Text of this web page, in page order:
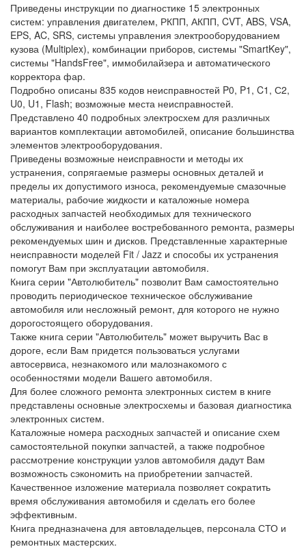
Приведены инструкции по диагностике 15 электронных
систем: управления двигателем, РКПП, АКПП, CVT, ABS, VSA,
EPS, AC, SRS, системы управления электрооборудованием
кузова (Multiplex), комбинации приборов, системы "SmartKey",
системы "HandsFree", иммобилайзера и автоматического
корректора фар.
Подробно описаны 835 кодов неисправностей P0, P1, C1, С2,
U0, U1, Flash; возможные места неисправностей.
Представлено 40 подробных электросхем для различных
вариантов комплектации автомобилей, описание большинства
элементов электрооборудования.
Приведены возможные неисправности и методы их
устранения, сопрягаемые размеры основных деталей и
пределы их допустимого износа, рекомендуемые смазочные
материалы, рабочие жидкости и каталожные номера
расходных запчастей необходимых для технического
обслуживания и наиболее востребованного ремонта, размеры
рекомендуемых шин и дисков. Представленные характерные
неисправности моделей Fit / Jazz и способы их устранения
помогут Вам при эксплуатации автомобиля.
Книга серии "Автолюбитель" позволит Вам самостоятельно
проводить периодическое техническое обслуживание
автомобиля или несложный ремонт, для которого не нужно
дорогостоящего оборудования.
Также книга серии "Автолюбитель" может выручить Вас в
дороге, если Вам придется пользоваться услугами
автосервиса, незнакомого или малознакомого с
особенностями модели Вашего автомобиля.
Для более сложного ремонта электронных систем в книге
представлены основные электросхемы и базовая диагностика
электронных систем.
Каталожные номера расходных запчастей и описание схем
самостоятельной покупки запчастей, а также подробное
рассмотрение конструкции узлов автомобиля дадут Вам
возможность сэкономить на приобретении запчастей.
Качественное изложение материала позволяет сократить
время обслуживания автомобиля и сделать его более
эффективным.
Книга предназначена для автовладельцев, персонала СТО и
ремонтных мастерских.